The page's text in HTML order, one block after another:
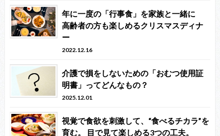
年に一度の「行事食」を家族と一緒に
高齢者の方も楽しめるクリスマスディナ
ー
2022.12.16
介護で損をしないための「おむつ使用証
明書」ってどんなもの？
2025.12.01
視覚で食欲を刺激して、“食べるチカラ”を
育む。 目で見て楽しめる3つの工夫。